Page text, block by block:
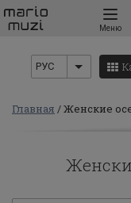
Меню
РУС
Главная Женские